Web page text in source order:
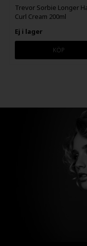
Trevor Sorbie Longer
Curl Cream 200ml
Ej i lager